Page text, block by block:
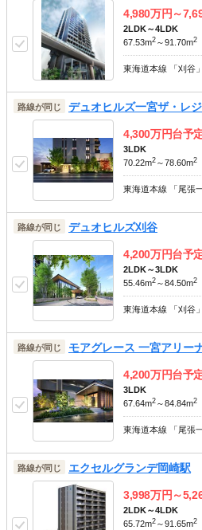
4,980万円～
2LDK～4LDK
67.53m2 ～91.70m2
東海道本線 「刈谷
路線が同じ デュオヒルズ一宮ザ・レ
4,300万円台予
3LDK
70.22m2 ～78.60m2
東海道本線 「尾張
路線が同じ デュオヒルズ刈谷
4,200万円台予
2LDK～3LDK
55.46m2 ～84.50m2
東海道本線 「刈谷
路線が同じ モアグレース 一宮アリー
4,200万円台予
3LDK
67.64m2 ～84.84m2
路線が同じ エクセルグランデ岡崎駅
3,998万円～
2LDK～4LDK
65.72m2 ～91.65m2